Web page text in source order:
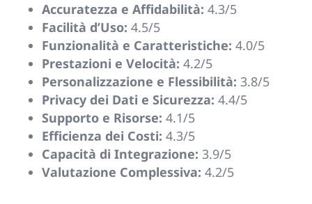
Accuratezza e Affidabilità: 4.3/5
Facilità d’Uso: 4.5/5
Funzionalità e Caratteristiche: 4.0/5
Prestazioni e Velocità: 4.2/5
Personalizzazione e Flessibilità: 3.8/5
Privacy dei Dati e Sicurezza: 4.4/5
Supporto e Risorse: 4.1/5
Efficienza dei Costi: 4.3/5
Capacità di Integrazione: 3.9/5
Valutazione Complessiva: 4.2/5